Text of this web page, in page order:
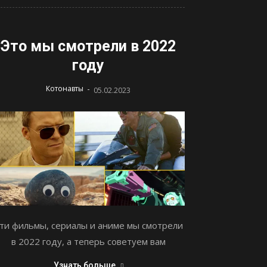
Это мы смотрели в 2022
году
Котонавты - 05.02.2023
фильмы, сериалы и аниме мы смотрели
в 2022 году, а теперь советуем вам